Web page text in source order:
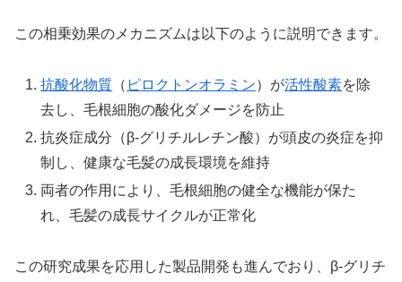
この相乗効果のメカニズムは以下のように説明できます。
抗酸化物質 （ ピロクトンオラミン）が活性酸素を除
去し、毛根細胞の酸化ダメージを防止
抗炎症成分（β-グリチルレチン酸）が頭皮の炎症を抑
制し、健康な毛髪の成長環境を維持
両者の作用により、毛根細胞の健全な機能が保た
れ、毛髪の成長サイクルが正常化
この研究成果を応用した製品開発も進んでおり、β-グリチ